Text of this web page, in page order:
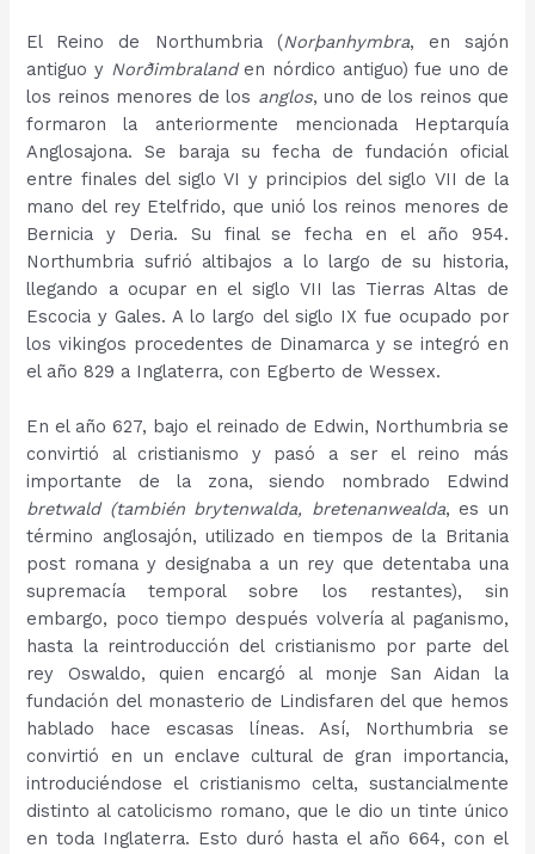
El Reino de Northumbria (Norþanhymbra, en sajón
antiguo y Norðimbralanden nórdico antiguo) fue uno de
los reinos menores de los anglos, uno de los reinos que
formaron la anteriormente mencionada Heptarquía
Anglosajona. Se baraja su fecha de fundación oficial
entre finales del siglo VI y principios del siglo VII de la
mano del rey Etelfrido, que unió los reinos menores de
Bernicia y Deria. Su final se fecha en el año 954.
Northumbria sufrió altibajos a lo largo de su historia,
llegando a ocupar en el siglo VII las Tierras Altas de
Escocia y Gales. A lo largo del siglo IX fue ocupado por
los vikingos procedentes de Dinamarca y se integró en
el año 829 a Inglaterra, con Egberto de Wessex.
En el año 627, bajo el reinado de Edwin, Northumbria se
convirtió al cristianismo y pasó a ser el reino más
importante de la zona, siendo nombrado Edwind
bretwald (también brytenwalda, bretenanwealda, es un
término anglosajón, utilizado en tiempos de la Britania
post romana y designaba a un rey que detentaba una
supremacía temporal sobre los restantes), sin
embargo, poco tiempo después volvería al paganismo,
hasta la reintroducción del cristianismo por parte del
rey Oswaldo, quien encargó al monje San Aidan la
fundación del monasterio de Lindisfaren del que hemos
hablado hace escasas líneas. Así, Northumbria se
convirtió en un enclave cultural de gran importancia,
introduciéndose el cristianismo celta, sustancialmente
distinto al catolicismo romano, que le dio un tinte único
en toda Inglaterra. Esto duró hasta el año 664, con el